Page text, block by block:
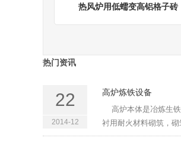
热风炉用低蠕变高铝格子砖
热门资讯
22
2014-12
高炉炼铁设备
高炉本体是冶炼生铁
衬用耐火材料砌筑，